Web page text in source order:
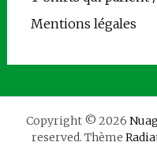
Mentions légales
Copyright © 2026
reserved. Thème